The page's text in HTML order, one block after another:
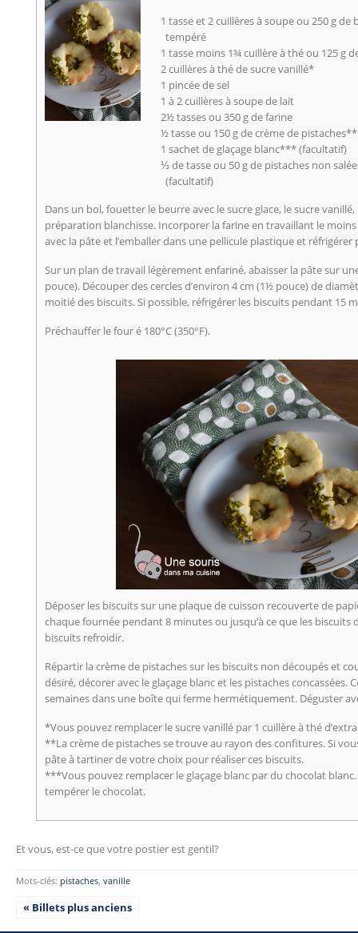
1 tasse et 2 cuillères à soupe ou 250 g de
tempéré
1 tasse moins 1¾ cuillère à thé ou 125 g
2 cuillères à thé de sucre vanillé*
1 pincée de sel
1 à 2 cuillères à soupe de lait
2½ tasses ou 350 g de farine
½ tasse ou 150 g de crème de pistaches**
1 sachet de glaçage blanc*** (facultatif)
⅓ de tasse ou 50 g de pistaches non
(facultatif)
Dans un bol, fouetter le beurre avec le sucre glace, le sucre vanillé,
préparation blanchisse. Incorporer la farine en travaillant le
avec la pâte et l’emballer dans une pellicule plastique et
Sur un plan de travail légèrement enfariné, abaisser la pâte sur
pouce). Découper des cercles d’environ 4 cm (1½ pouce) de
moitié des biscuits. Si possible, réfrigérer les biscuits pendant 15
Préchauffer le four é 180°C (350°F).
Déposer les biscuits sur une plaque de cuisson recouverte de
chaque fournée pendant 8 minutes ou jusqu’à ce que les biscuits
biscuits refroidir.
Répartir la crème de pistaches sur les biscuits non découpés et
désiré, décorer avec le glaçage blanc et les pistaches concassées.
semaines dans une boîte qui ferme hermétiquement. Déguster
*Vous pouvez remplacer le sucre vanillé par 1 cuillère à thé
**La crème de pistaches se trouve au rayon des confitures. Si
pâte à tartiner de votre choix pour réaliser ces biscuits.
***Vous pouvez remplacer le glaçage blanc par du chocolat blanc.
tempérer le chocolat.
Et vous, est-ce que votre postier est gentil?
Mots-clés: pistaches, vanille
« Billets plus anciens